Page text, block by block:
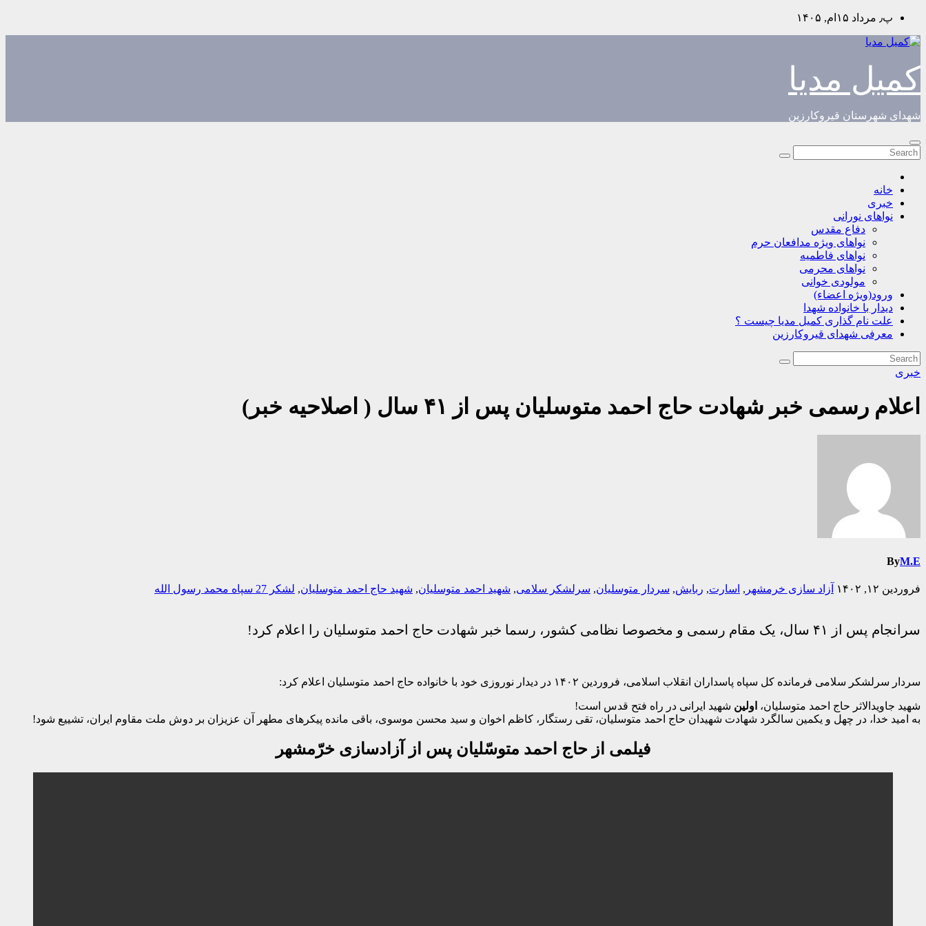
Skip
content
پ٫ مرداد ۱۵ام, ۱۴۰۵
کمیل مدیا
شهدای شهرستان قیروکارزین
خانه
خبری
نواهای نورانی
دفاع مقدس
نواهای ویژه مدافعان حرم
نواهای فاطمیه
نواهای محرمی
مولودی خوانی
ورود(ویژه اعضاء)
دیدار با خانواده شهدا
علت نام گذاری کمیل مدیا چیست ؟
معرفی شهدای قیروکارزین
خبری
اعلام رسمی خبر شهادت حاج احمد متوسلیان پس از ۴١ سال ( اصلاحیه خبر)
ByM.E
فروردین ۱۲, ۱۴۰۲ آزاد سازی خرمشهر , اسارت, ربایش, سردار متوسلیان, سرلشکر سلامی, شهید احمد متوسلیان, شهید حاج احمد متوسلیان, لشکر 27 سپاه محمد رسول الله
سرانجام پس از ۴١ سال، یک مقام رسمی و مخصوصا نظامی کشور، رسما خبر شهادت حاج احمد متوسلیان را اعلام کرد!
سردار سرلشکر سلامی فرمانده کل سپاه پاسداران انقلاب اسلامی، فروردین ۱۴۰۲ در دیدار نوروزی خود با خانواده حاج احمد متوسلیان اعلام کرد:
شهید جاویدالاثر حاج احمد متوسلیان، اولین شهید ایرانی در راه فتح قدس است!
به امید خدا، در چهل و یکمین سالگرد شهادت شهیدان حاج احمد متوسلیان، تقی رستگار، کاظم اخوان و سید محسن موسوی، باقی مانده پیکرهای مطهر آن عزیزان بر دوش ملت مقاوم ایران، تشییع شود!
فیلمی از حاج احمد متوسّلیان پس از آزادسازی خرّمشهر